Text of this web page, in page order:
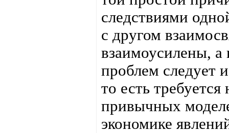
следствиями
с другом
взаимоусилены, а
проблем следует
то есть
привычных
экономике